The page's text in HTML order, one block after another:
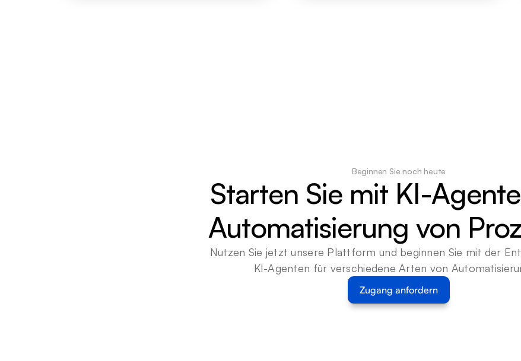
Beginnen Sie noch heute
Starten Sie mit KI-
Automatisierung von
Nutzen Sie jetzt unsere Plattform und beginnen Sie mit der
KI-Agenten für verschiedene Arten von
Zugang anfordern